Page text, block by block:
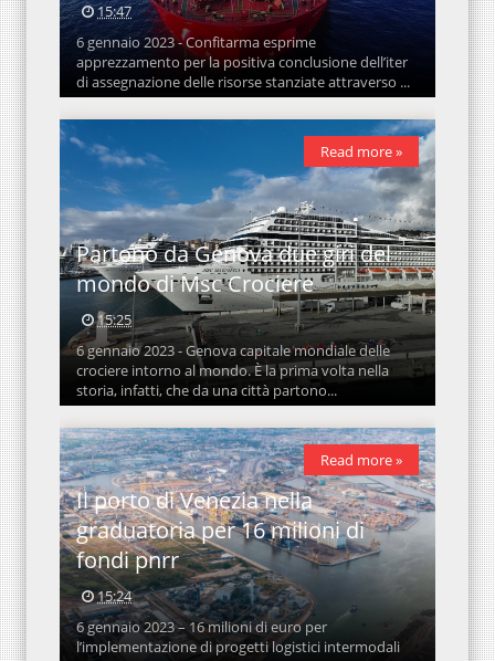
15:47
6 gennaio 2023 - Confitarma esprime
apprezzamento per la positiva conclusione dell’iter
di assegnazione delle risorse stanziate attraverso ...
Partono da Genova due giri del
mondo di Msc Crociere
15:25
6 gennaio 2023 - Genova capitale mondiale delle
crociere intorno al mondo. È la prima volta nella
storia, infatti, che da una città partono...
Read more »
Il porto di Venezia nella
graduatoria per 16 milioni di
fondi pnrr
15:24
6 gennaio 2023 – 16 milioni di euro per
l’implementazione di progetti logistici intermodali
Read more »